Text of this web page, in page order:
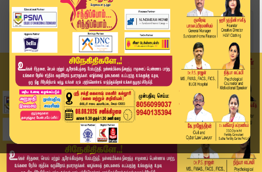
Home
தமிழ்நாடு
கணிசமாக குறைந்த தங்கம் விலை.. வெள்ளி விலை உயர்வு!